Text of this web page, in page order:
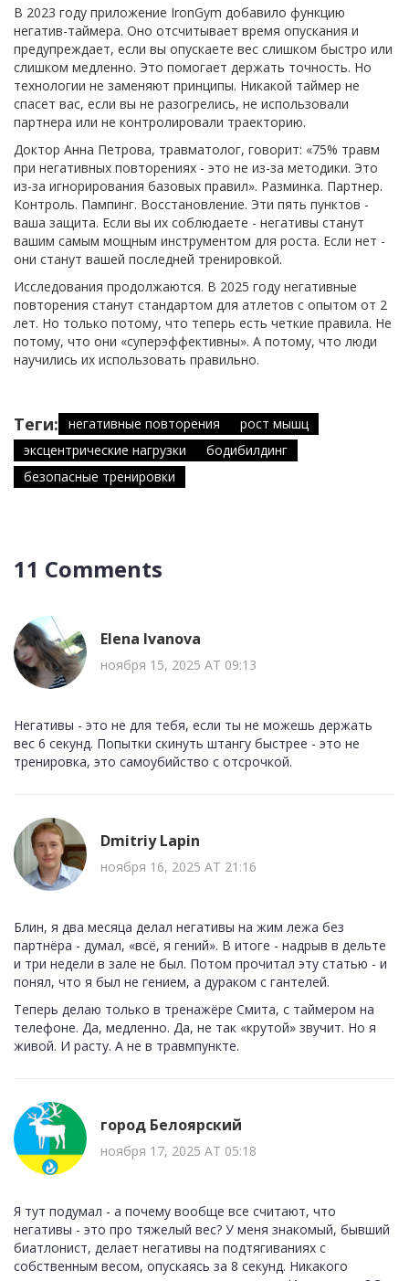
В 2023 году приложение IronGym добавило функцию
негатив-таймера. Оно отсчитывает время опускания и
предупреждает, если вы опускаете вес слишком быстро или
слишком медленно. Это помогает держать точность. Но
технологии не заменяют принципы. Никакой таймер не
спасет вас, если вы не разогрелись, не использовали
партнера или не контролировали траекторию.
Доктор Анна Петрова, травматолог, говорит: «75% травм
при негативных повторениях - это не из-за методики. Это
из-за игнорирования базовых правил». Разминка. Партнер.
Контроль. Пампинг. Восстановление. Эти пять пунктов -
ваша защита. Если вы их соблюдаете - негативы станут
вашим самым мощным инструментом для роста. Если нет -
они станут вашей последней тренировкой.
Исследования продолжаются. В 2025 году негативные
повторения станут стандартом для атлетов с опытом от 2
лет. Но только потому, что теперь есть четкие правила. Не
потому, что они «суперэффективны». А потому, что люди
научились их использовать правильно.
Теги: негативные повторения
рост мышц
эксцентрические нагрузки
бодибилдинг
безопасные тренировки
11 Comments
Elena Ivanova
ноября 15, 2025 AT 09:13
Негативы - это не для тебя, если ты не можешь держать
вес 6 секунд. Попытки скинуть штангу быстрее - это не
тренировка, это самоубийство с отсрочкой.
Dmitriy Lapin
ноября 16, 2025 AT 21:16
Блин, я два месяца делал негативы на жим лежа без
партнёра - думал, «всё, я гений». В итоге - надрыв в дельте
и три недели в зале не был. Потом прочитал эту статью - и
понял, что я был не гением, а дураком с гантелей.
Теперь делаю только в тренажёре Смита, с таймером на
телефоне. Да, медленно. Да, не так «крутой» звучит. Но я
живой. И расту. А не в травмпункте.
город Белоярский
ноября 17, 2025 AT 05:18
Я тут подумал - а почему вообще все считают, что
негативы - это про тяжелый вес? У меня знакомый, бывший
биатлонист, делает негативы на подтягиваниях с
собственным весом, опускаясь за 8 секунд. Никакого